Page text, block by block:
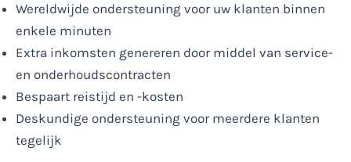
Wereldwijde ondersteuning voor uw klanten binnen
enkele minuten
Extra inkomsten genereren door middel van service-
en onderhoudscontracten
Bespaart reistijd en -kosten
Deskundige ondersteuning voor meerdere klanten
tegelijk